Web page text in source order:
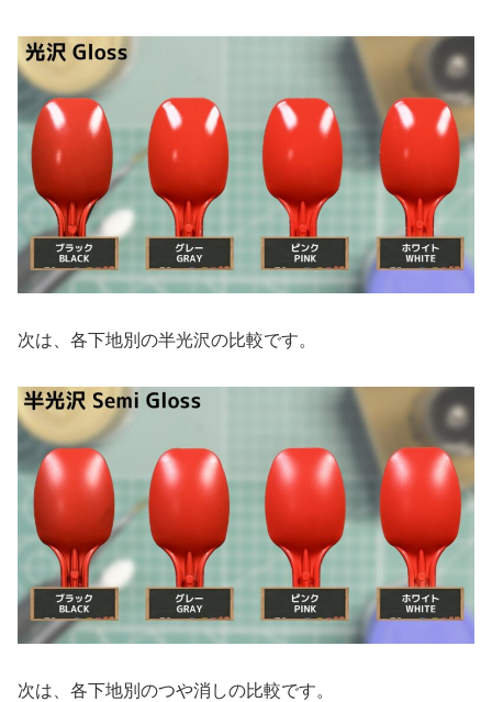
次は、各下地別の半光沢の比較です。
次は、各下地別のつや消しの比較です。